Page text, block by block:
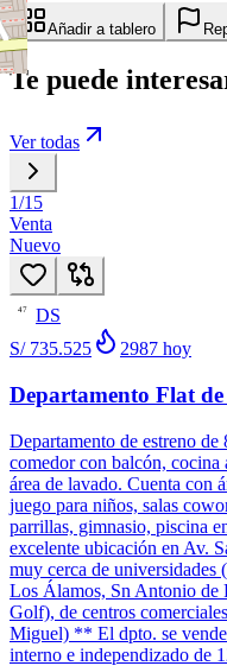
Añadir a tablero
Te puede
Ver todas
1/15
Venta
Nuevo
47
DS
S/ 735.525
2987 hoy
Departamento Flat
Departamento de estreno
comedor con balcón, cocina
área de lavado. Cuenta con
juego para niños, salas
parrillas, gimnasio, piscina
excelente ubicación en Av.
muy cerca de
Los Álamos, Sn Antonio de
Golf), de centros
Miguel) ** El dpto. se
interno e independizado de